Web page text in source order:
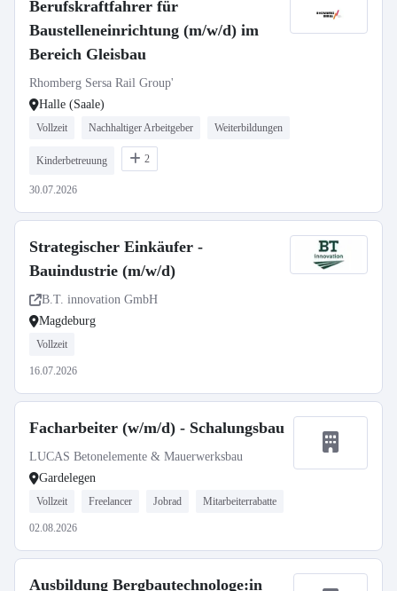
Berufskraftfahrer für
Baustelleneinrichtung (m/w/d) im
Bereich Gleisbau
Rhomberg Sersa Rail Group'
Halle (Saale)
Vollzeit Nachhaltiger Arbeitgeber Weiterbildungen
Kinderbetreuung 2
30.07.2026
Strategischer Einkäufer -
Bauindustrie (m/w/d)
B.T. innovation GmbH
Magdeburg
Vollzeit
16.07.2026
Facharbeiter (w/m/d) - Schalungsbau
LUCAS Betonelemente & Mauerwerksbau
Gardelegen
Vollzeit Freelancer Jobrad Mitarbeiterrabatte
02.08.2026
Ausbildung Bergbautechnologe:in